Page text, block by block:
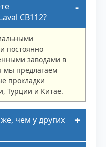
CB112?
постоянно
заводами в
мы предлагаем
прокладки
Турции и Китае.
чем у других